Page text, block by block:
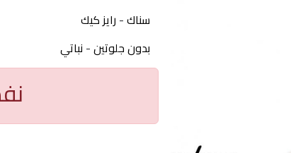
سناك- رايز كيك
بدون جلوتين- نباتي